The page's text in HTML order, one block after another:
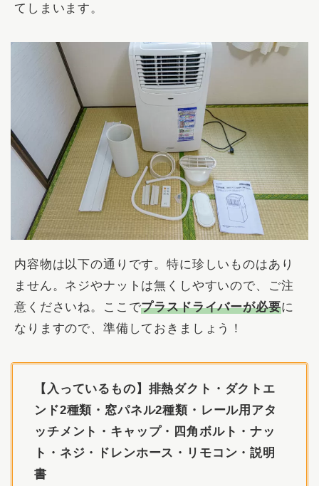
てしまいます。
内容物は以下の通りです。特に珍しいものはあり
ません。ネジやナットは無くしやすいので、ご注
意くださいね。ここでプラスドライバーが必要に
なりますので、準備しておきましょう！
【入っているもの】排熱ダクト・ダクトエ
ンド2種類・窓パネル2種類・レール用アタ
ッチメント・キャップ・四角ボルト・ナッ
ト・ネジ・ドレンホース・リモコン・説明
書